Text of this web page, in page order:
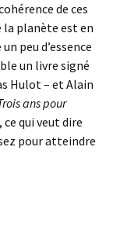
de ces
planète est en
peu d’essence
un livre signé
Hulot – et Alain
ans pour
ce qui veut dire
pour atteindre